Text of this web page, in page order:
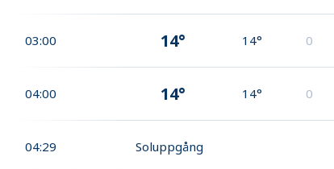
03:00 14° 14° 0
04:00 14° 14° 0
04:29 Soluppgång